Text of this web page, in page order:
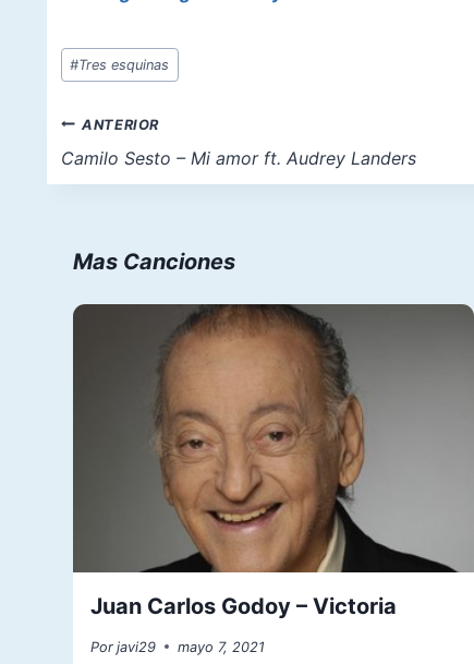
Etiquetas
de
entrada:
#Tres esquinas
Navegación
de
entradas
ANTERIOR
Camilo Sesto – Mi amor ft. Audrey Landers
Mas Canciones
Juan Carlos Godoy – Victoria
Por javi29 mayo 7, 2021